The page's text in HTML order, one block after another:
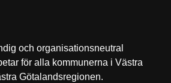
och organisationsneutral
för alla kommunerna i Västra
Götalandsregionen.